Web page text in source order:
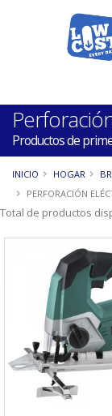
Productos de
INICIO HOGAR
PERFORACIÓN
Total de productos